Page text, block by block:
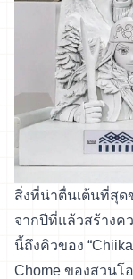
สิ่งที่น่าตื่นเต้นที่สุ
จากปีที่แล้วสร้างค
นี้ถึงคิวของ
Chome ของสวนโ